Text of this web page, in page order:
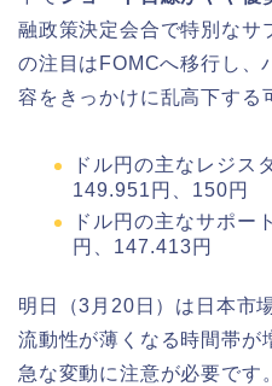
融政策決定会合で特別なサ
の注目はFOMCへ移行し、
容をきっかけに乱高下する
ドル円の主なレジス
149.951円、150円
ドル円の主なサポー
円、147.413円
明日（3月20日）は日本市
流動性が薄くなる時間帯が
急な変動に注意が必要です